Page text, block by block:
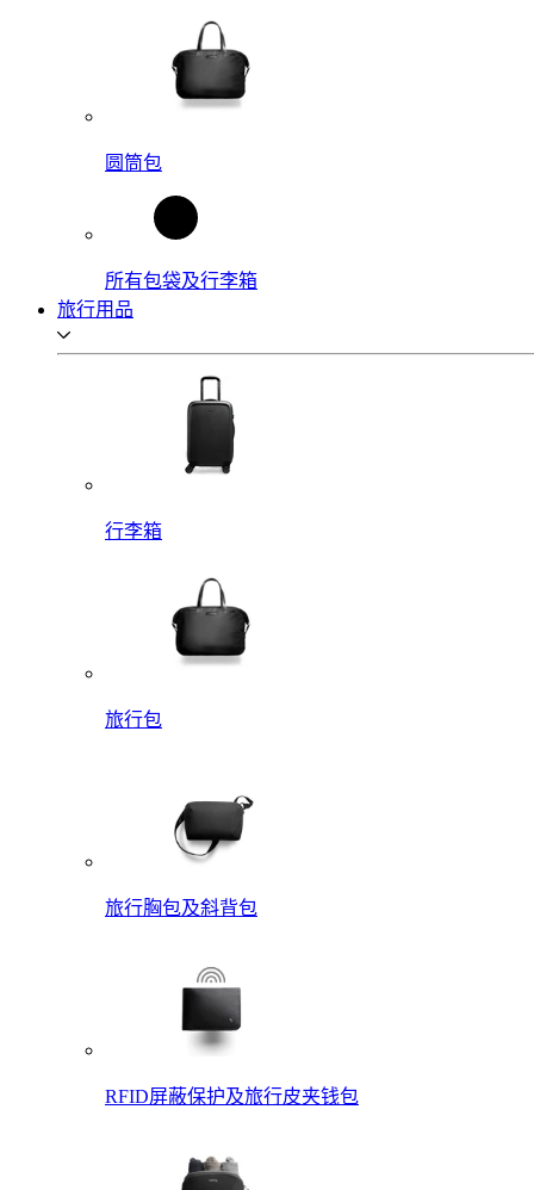
圆筒包
所有包袋及行李箱
旅行用品
行李箱
旅行包
旅行胸包及斜背包
RFID屏蔽保护及旅行皮夹钱包